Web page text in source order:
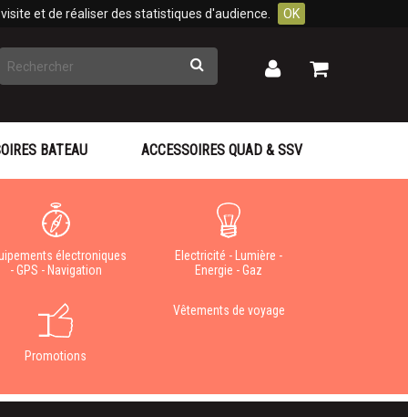
et de réaliser des statistiques d'audience. OK
Rechercher Mon
Mon
électroniques
- GPS - Navigation
Electricité - Lumière -
Energie - Gaz
Promotions
Vêtements de voyage
BATEAU ACCESSOIRES QUAD & SSV